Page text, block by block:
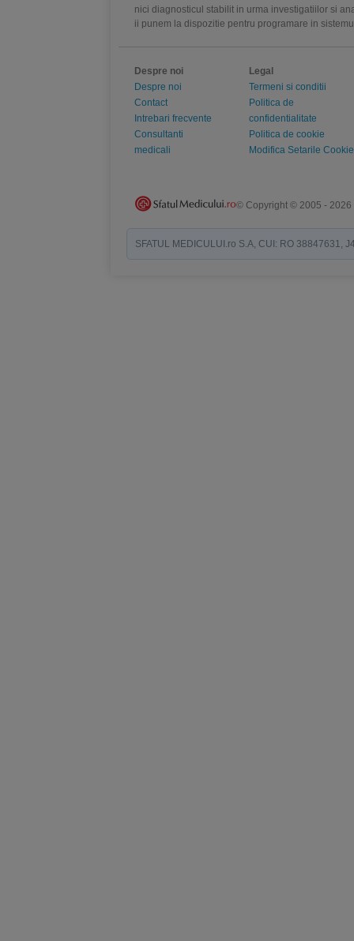
nici diagnosticul stabilit in urma investigatiilor si
ii punem la dispozitie pentru programare in
Despre noi
Despre noi
Contact
Intrebari frecvente
Consultanti
medicali
Legal
Termeni si conditii
Politica de
confidentialitate
Politica de cookie
Modifica Setarile Cookie
© Copyright © 2005 - 2026
SFATUL MEDICULUI.ro S.A, CUI: RO 38847631,